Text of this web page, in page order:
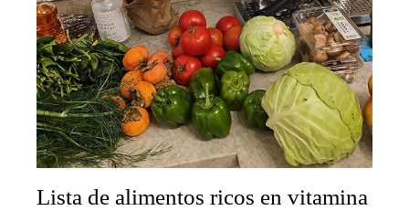
Lista de alimentos ricos en vitamina